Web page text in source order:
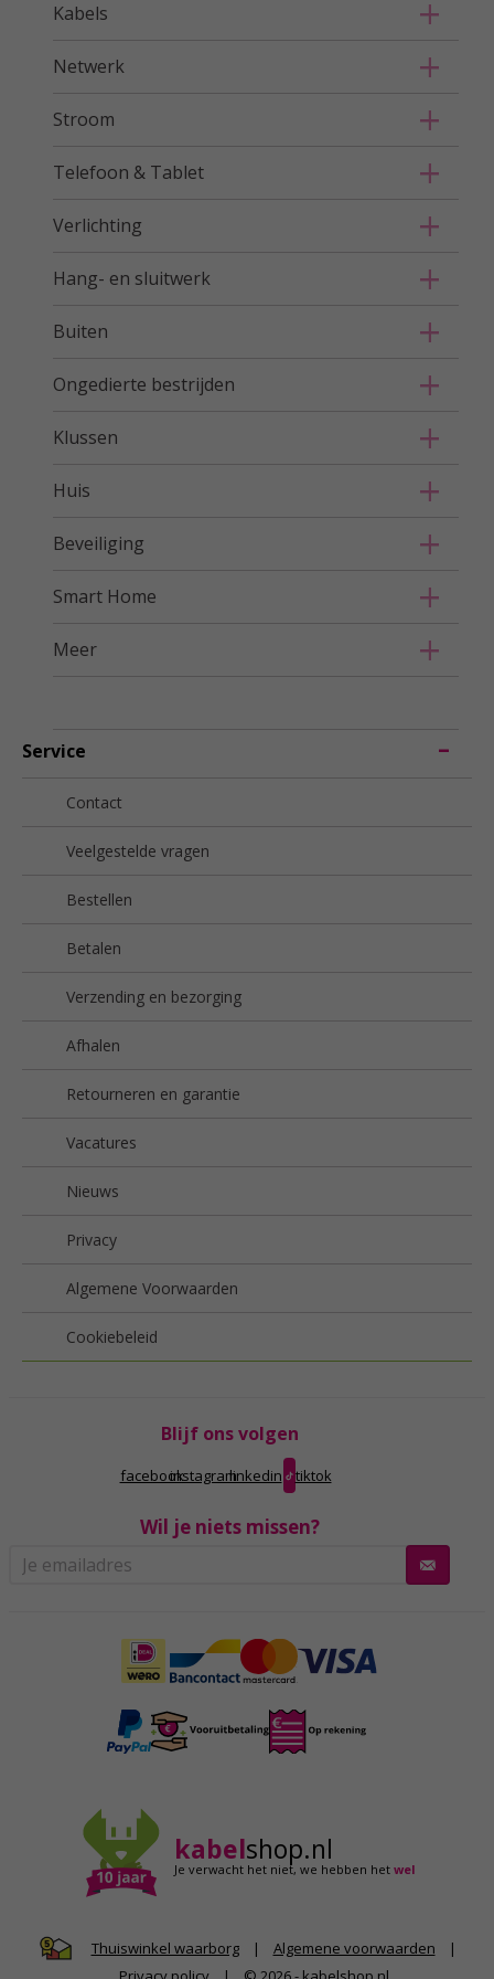
Kabels
Netwerk
Stroom
Telefoon & Tablet
Verlichting
Hang- en sluitwerk
Buiten
Ongedierte bestrijden
Klussen
Huis
Beveiliging
Smart Home
Meer
Service
Contact
Veelgestelde vragen
Bestellen
Betalen
Verzending en bezorging
Afhalen
Retourneren en garantie
Vacatures
Nieuws
Privacy
Algemene Voorwaarden
Cookiebeleid
Blijf ons volgen
facebookinstagramlinkedin tiktok
Wil je niets missen?
kabelshop.nl
Je verwacht het niet,we hebben hetwel
Thuiswinkel waarborg | Algemene voorwaarden
|